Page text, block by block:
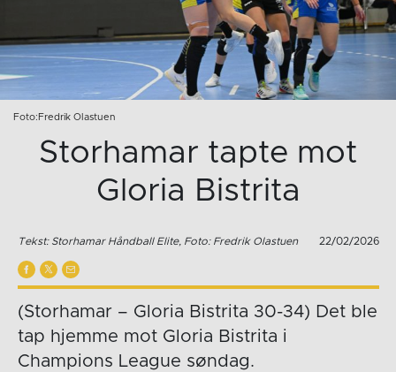
Foto:Fredrik Olastuen
Storhamar tapte mot
Gloria Bistrita
Tekst: Storhamar Håndball Elite, Foto: Fredrik Olastuen 22/02/2026
(Storhamar – Gloria Bistrita 30-34) Det ble
tap hjemme mot Gloria Bistrita i
Champions League søndag.